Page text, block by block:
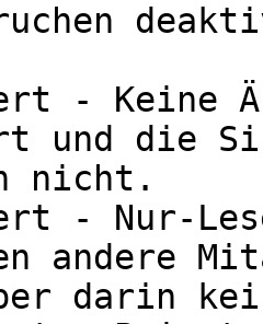
- Keine
und die
nicht.
- Nur-
andere
darin